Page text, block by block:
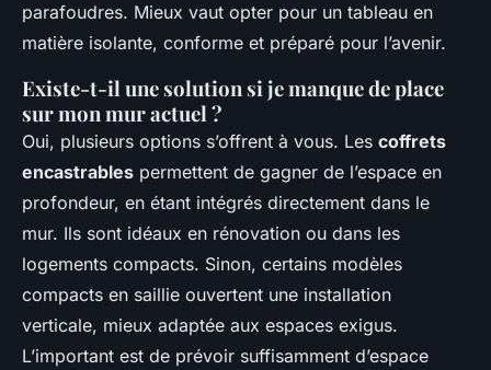
parafoudres. Mieux vaut opter pour un tableau en
matière isolante, conforme et préparé pour l’avenir.
Existe-t-il une solution si je manque de place
sur mon mur actuel ?
Oui, plusieurs options s’offrent à vous. Les coffrets
encastrables permettent de gagner de l’espace en
profondeur, en étant intégrés directement dans le
mur. Ils sont idéaux en rénovation ou dans les
logements compacts. Sinon, certains modèles
compacts en saillie ouvertent une installation
verticale, mieux adaptée aux espaces exigus.
L’important est de prévoir suffisamment d’espace